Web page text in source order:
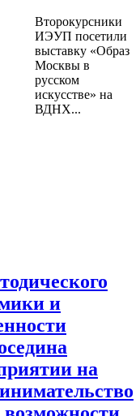
Второкурсники
ИЭУП посетили
выставку «Образ
Москвы в
русском
искусстве» на
ВДНХ...
и
на